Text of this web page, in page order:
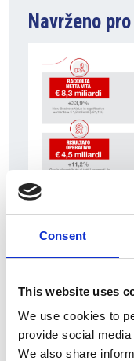
Consent
This website uses
We use cookies to
provide social
We also share
Navrženo
Itálie
Česká